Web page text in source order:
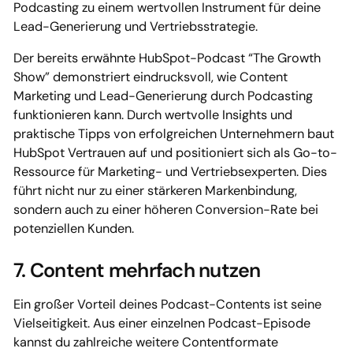
Podcasting zu einem wertvollen Instrument für deine
Lead-Generierung und Vertriebsstrategie.
Der bereits erwähnte HubSpot-Podcast “The Growth
Show” demonstriert eindrucksvoll, wie Content
Marketing und Lead-Generierung durch Podcasting
funktionieren kann. Durch wertvolle Insights und
praktische Tipps von erfolgreichen Unternehmern baut
HubSpot Vertrauen auf und positioniert sich als Go-to-
Ressource für Marketing- und Vertriebsexperten. Dies
führt nicht nur zu einer stärkeren Markenbindung,
sondern auch zu einer höheren Conversion-Rate bei
potenziellen Kunden.
7. Content mehrfach nutzen
Ein großer Vorteil deines Podcast-Contents ist seine
Vielseitigkeit. Aus einer einzelnen Podcast-Episode
kannst du zahlreiche weitere Contentformate